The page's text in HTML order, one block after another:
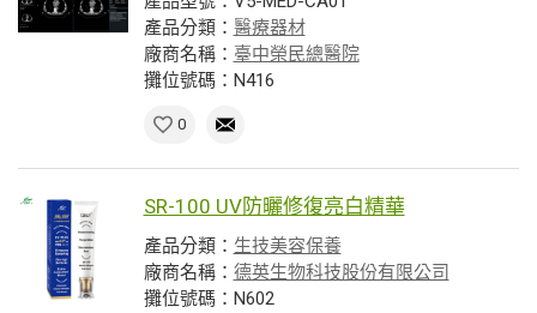
產品分類： 醫療器材
廠商名稱： 臺中榮民總醫院
攤位號碼：N416
0
SR-100 UV防曬修復亮白精華
產品分類： 生技美容保養
廠商名稱： 德英生物科技股份有限公司
攤位號碼：N602